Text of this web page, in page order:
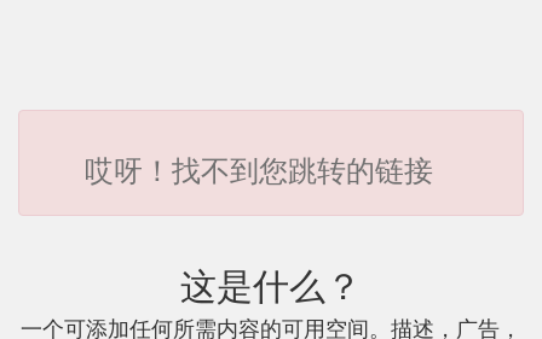
哎呀！找不到您跳转的链接
这是什么？
一个可添加任何所需内容的可用空间。描述，广告，